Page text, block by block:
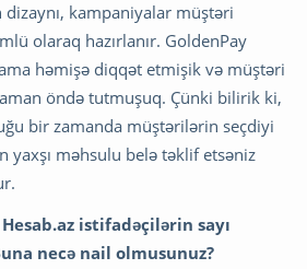
dizaynı, kampaniyalar müştəri
olaraq hazırlanır. GoldenPay
həmişə diqqət etmişik və müştəri
öndə tutmuşuq. Çünki bilirik ki,
bir zamanda müştərilərin seçdiyi
yaxşı məhsulu belə təklif etsəniz
istifadəçilərin sayı
necə nail olmusunuz?